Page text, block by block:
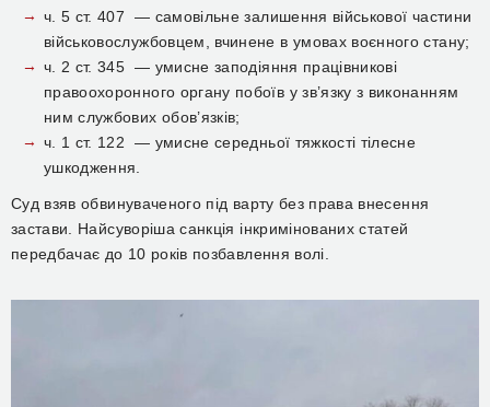
ч. 5 ст. 407 — самовільне залишення військової частини
військовослужбовцем, вчинене в умовах воєнного стану;
ч. 2 ст. 345 — умисне заподіяння працівникові
правоохоронного органу побоїв у зв’язку з виконанням
ним службових обов’язків;
ч. 1 ст. 122 — умисне середньої тяжкості тілесне
ушкодження.
Суд взяв обвинуваченого під варту без права внесення
застави. Найсуворіша санкція інкримінованих статей
передбачає до 10 років позбавлення волі.